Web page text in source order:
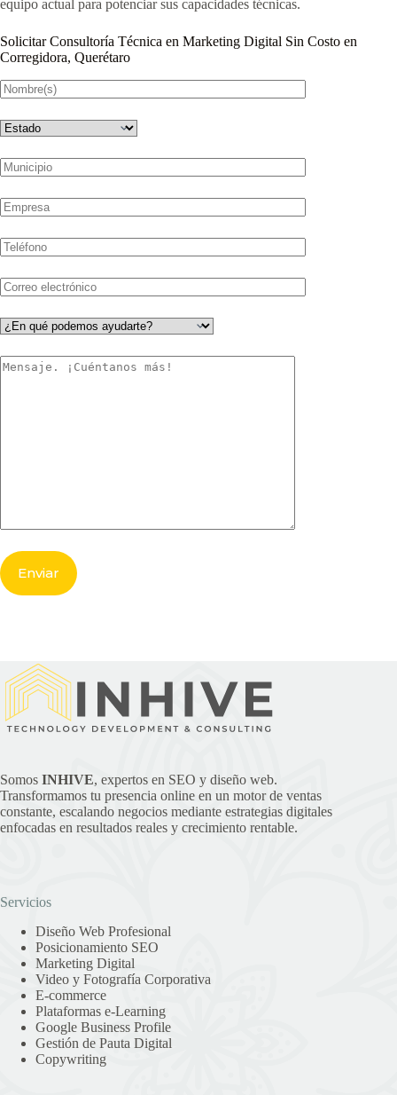
equipo actual para potenciar sus capacidades técnicas.
Solicitar Consultoría Técnica en Marketing Digital Sin Costo en
Corregidora, Querétaro
Somos INHIVE, expertos en SEO y diseño web.
Transformamos tu presencia online en un motor de ventas
constante, escalando negocios mediante estrategias digitales
enfocadas en resultados reales y crecimiento rentable.
Servicios
Diseño Web Profesional
Posicionamiento SEO
Marketing Digital
Video y Fotografía Corporativa
E-commerce
Plataformas e-Learning
Google Business Profile
Gestión de Pauta Digital
Copywriting